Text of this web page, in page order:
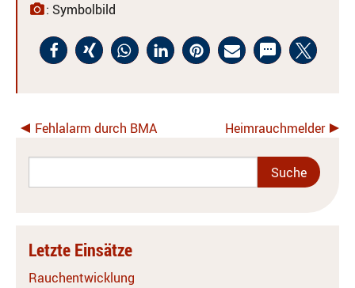
: Symbolbild
Fehlalarm durch BMA Heimrauchmelder
Letzte Einsätze
Rauchentwicklung